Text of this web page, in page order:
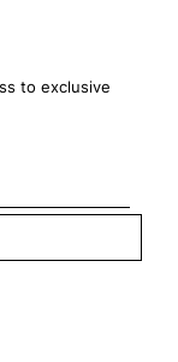
to exclusive